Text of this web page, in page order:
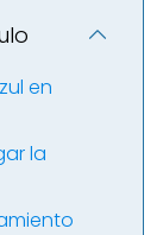
en
la